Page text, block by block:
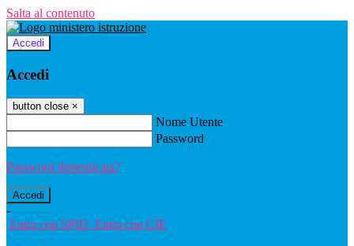
Salta al contenuto
Accedi
Accedi
button close ×
Nome Utente
Password
Password dimenticata?
-
Entra con SPID Entra con CIE